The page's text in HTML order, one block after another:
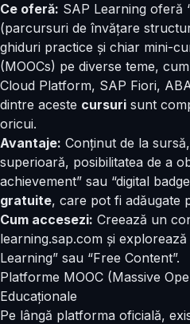
Ce oferă: SAP Learning oferă
(parcursuri de învățare
ghiduri practice și chiar mini-
(MOOCs) pe diverse teme,
Cloud Platform, SAP Fiori,
dintre aceste cursuri sunt
oricui.
Avantaje: Conținut de la
superioară, posibilitatea de a
achievement” sau “digital
gratuite, care pot fi adăugate
Cum accesezi: Creează un
learning.sap.com și
Learning” sau “Free Content”.
Platforme MOOC (Massive
Educaționale
Pe lângă platforma oficială,